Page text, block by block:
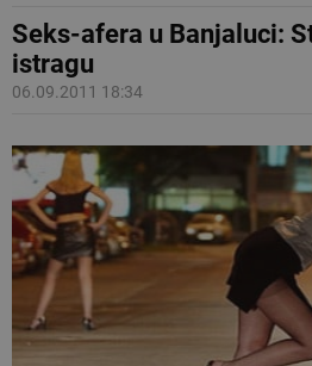
Seks-afera u Banjaluci:
istragu
06.09.2011 18:34